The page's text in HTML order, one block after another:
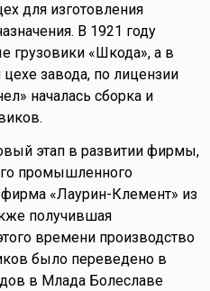
для изготовления
В 1921 году
грузовики «Шкода», а в
завода, по лицензии
началась сборка и
этап в развитии фирмы,
промышленного
«Лаурин-Клемент» из
получившая
времени производство
было переведено в
в Млада Болеславе